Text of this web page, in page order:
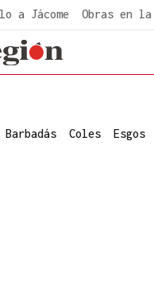
a Jácome Obras en
Barbadás Coles Esgos